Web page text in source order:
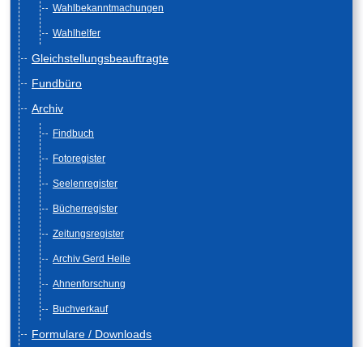
Wahlbekanntmachungen
Wahlhelfer
Gleichstellungsbeauftragte
Fundbüro
Archiv
Findbuch
Fotoregister
Seelenregister
Bücherregister
Zeitungsregister
Archiv Gerd Heile
Ahnenforschung
Buchverkauf
Formulare / Downloads